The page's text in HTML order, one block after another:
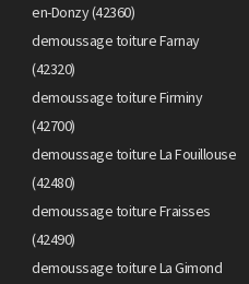
en-Donzy (42360)
demoussage toiture Farnay
(42320)
demoussage toiture Firminy
(42700)
demoussage toiture La Fouillouse
(42480)
demoussage toiture Fraisses
(42490)
demoussage toiture La Gimond